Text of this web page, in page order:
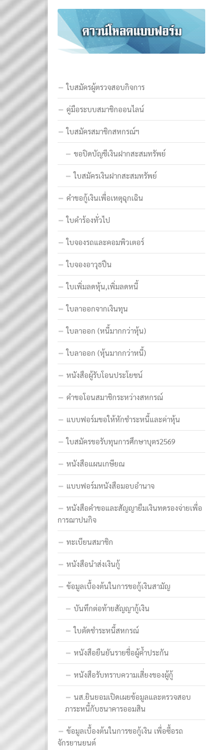
ใบสมัครผู้ตรวจสอบกิจการ
คู่มือระบบสมาชิกออนไลน์
ใบสมัครสมาชิกสหกรณ์ฯ
ขอปิดบัญชีเงินฝากสะสมทรัพย์
ใบสมัครเงินฝากสะสมทรัพย์
คำขอกู้เงินเพื่อเหตุฉุกเฉิน
ใบคำร้องทั่วไป
ใบจองรถและคอมพิวเตอร์
ใบจองอาวุธปืน
ใบเพิ่มลดหุ้น,เพิ่มลดหนี้
ใบลาออกจากเงินทุน
ใบลาออก (หนี้มากกว่าหุ้น)
ใบลาออก (หุ้นมากกว่าหนี้)
หนังสือผู้รับโอนประโยชน์
คำขอโอนสมาชิกระหว่างสหกรณ์
แบบฟอร์มขอให้หักชำระหนี้และค่าหุ้น
ใบสมัครขอรับทุนการศึกษาบุตร2569
หนังสือแผนเกษียณ
แบบฟอร์มหนังสือมอบอำนาจ
หนังสือคำขอและสัญญายืมเงินทดรองจ่ายเพื่อ
การฌาปนกิจ
ทะเบียนสมาชิก
หนังสือนำส่งเงินกู้
ข้อมูลเบื้องต้นในการขอกู้เงินสามัญ
บันทึกต่อท้ายสัญญากู้เงิน
ใบตัดชำระหนี้สหกรณ์
หนังสือยืนยันรายชื่อผู้ค้ำประกัน
หนังสือรับทราบความเสี่ยงของผู้กู้
นส.ยินยอมเปิดเผยข้อมูลและตรวจสอบ
ภาระหนี้กับธนาคารออมสิน
ข้อมูลเบื้องต้นในการขอกู้เงิน เพื่อซื้อรถ
จักรยานยนต์